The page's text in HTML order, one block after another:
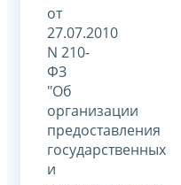
от
27.07.2010
N 210-
ФЗ
"Об
организации
предоставления
государственных
и